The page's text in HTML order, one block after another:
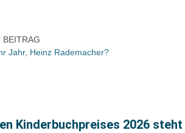
BEITRAG
Jahr, Heinz Rademacher?
Kinderbuchpreises 2026